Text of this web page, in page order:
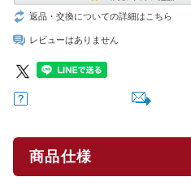
返品・交換についての詳細はこちら
レビューはありません
商品仕様